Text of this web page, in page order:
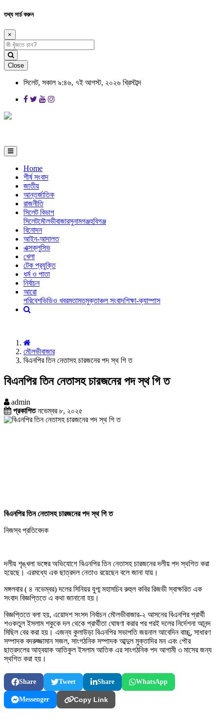
তথ্য সার্চ করুন
×
Close
সিলেট, সকাল ৯:৪৬, ৭ই আগস্ট, ২০২৬ খ্রিস্টাব্দ
Home
শীর্ষ সংবাদ
জাতীয়
আন্তর্জাতিক
রাজনীতি
সিলেট বিভাগ
সিলেটমৌলভীবাজারসুনামগঞ্জহবিগঞ্জ
বিনোদন
আইন-আদালত
এক্সক্লুসিভ
খেলা
টেক প্রযুক্তি
ধর্ম ও পাতা
নির্বাচন
আরো
পরিবেশভিডিও খবরমতামতমুক্তাঞ্চল সংবাদশিক্ষা-ক্যাম্পাস
মৌলভীবাজার
বিএনপির তিন নেতাসহ চারজনের পদ স্থ গি ত
বিএনপির তিন নেতাসহ চারজনের পদ স্থ গি ত
admin
প্রকাশিতনভেম্বর ৮, ২০২৫
বিএনপির তিন নেতাসহ চারজনের পদ স্থ গি ত
নিজস্ব প্রতিবেদক
দলীয় শৃঙ্খলা ভঙ্গের অভিযোগে বিএনপির তিন নেতাসহ চারজনের দলীয় পদ স্থগিত করা
হয়েছে। এরমধ্যে এক ছাত্রদল নেতাও রয়েছেন বলে জানা যায়।
মঙ্গলবার ( ৪ নভেম্বর) দলের সিনিয়র যুগ্ম মহাসচিব রুহুল কবির রিজভী স্বাক্ষরিত এক
সংবাদ বিজ্ঞপ্তিতে এ কথা জানানো হয়।
বিজ্ঞপ্তিতে বলা হয়, এয়োদশ সংসদ নির্বাচন মৌলভীবাজার-২ আসনের বিএনপির প্রার্থী
শওকতুল ইসলাম শকুকে দল থেকে প্রার্থীতা ঘোষণা করার পর পরই দলের নির্দেশনা আনন্দ
মিছিল বের করা হয়। এজন্য কুলাউড়া বিএনপির সভাপতি জয়নাল আবেদিন বাচ্চু, সাধারণ
সম্পাদক বদরুজ্জামান সজল, সাংগঠনিক সম্পাদক আব্দুল মুক্তাদির মন এবং পৌর
ছাত্রদলের আহ্বয়াক আতিকুল ইসলাম আতিক এর সাংগঠনিক পদ আগামী ৩ মাসের জন্য
স্থগিত করা হয়।
Share Tweet Share WhatsApp
Messenger Copy Link